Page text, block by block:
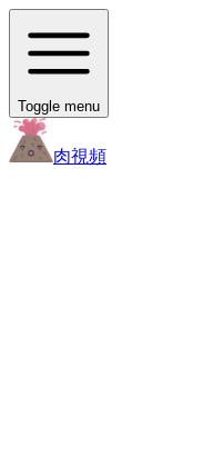
Toggle menu
肉視頻